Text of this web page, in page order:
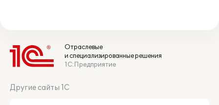
Отраслевые
и специализированные решения
1С:Предприятие
Другие сайты 1С